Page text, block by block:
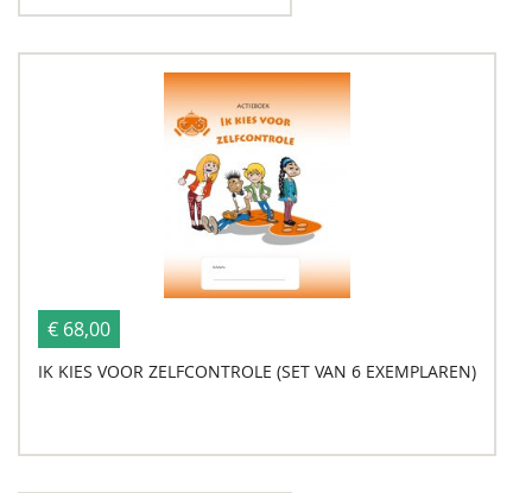
€ 68,00
IK KIES VOOR ZELFCONTROLE (SET VAN 6 EXEMPLAREN)